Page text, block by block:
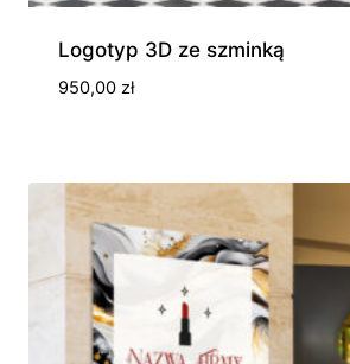
Logotyp 3D ze szminką
950,00 zł